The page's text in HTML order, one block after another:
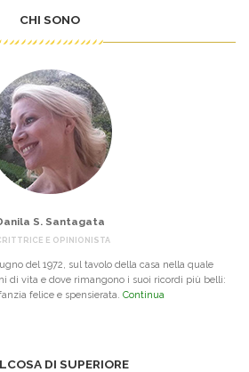
CHI SONO
S. Santagata
E OPINIONISTA
del 1972, sul tavolo della casa nella quale
di vita e dove rimangono i suoi ricordi più belli:
felice e spensierata. Continua
DI SUPERIORE